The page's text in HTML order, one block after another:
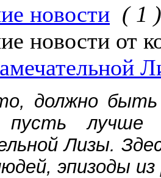
новости ( 1 )
новости от
должно быть
пусть
Лизы.
эпизоды